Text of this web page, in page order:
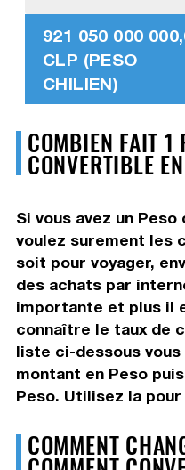
921 050 000
CLP (PESO
CHILIEN)
COMBIEN FAIT 1
CONVERTIBLE
Si vous avez un
voulez surement les
soit pour voyager,
des achats par
importante et plus il
connaître le taux de
liste ci-dessous
montant en Peso
Peso. Utilisez la
COMMENT